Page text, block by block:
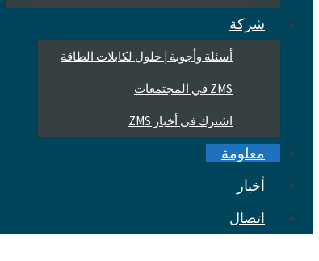
شركة
أسئلة وأجوبة | حلول لكابلات الطاقة
ZMS في المجتمعات
اشترك في أخبار ZMS
معلومة
أخبار
اتصال